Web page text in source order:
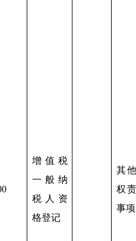
增值税
一般纳
税人资
格登记
其
权
事项